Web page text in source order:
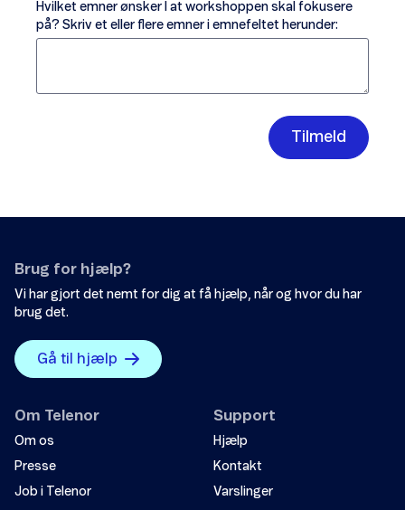
Hvilket emner ønsker I at workshoppen skal fokusere
på? Skriv et eller flere emner i emnefeltet herunder:
Tilmeld
Brug for hjælp?
Vi har gjort det nemt for dig at få hjælp, når og hvor du har
brug det.
Gå til hjælp
Om Telenor
Om os
Presse
Job i Telenor
Support
Hjælp
Kontakt
Varslinger